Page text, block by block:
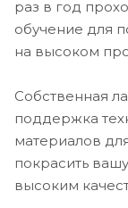
раз в год
обучение для
на высоком
Собственная
поддержка
материалов
покрасить
высоким